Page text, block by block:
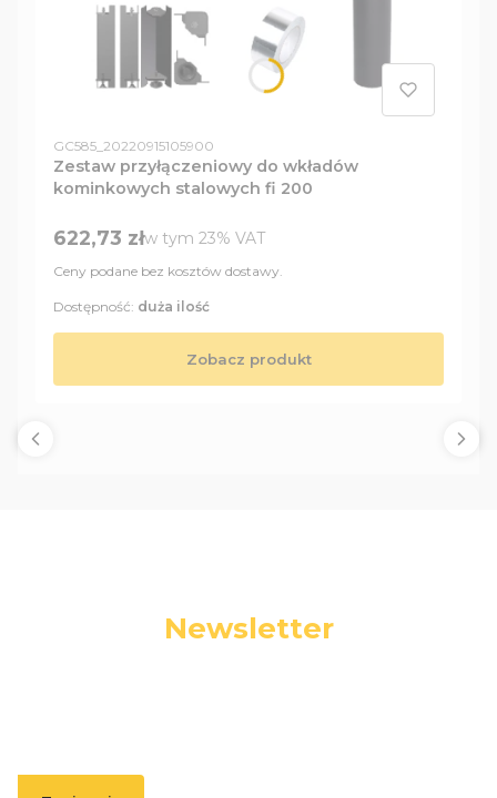
Kod produktu
GC585_20220915105900
Zestaw przyłączeniowy do wkładów
kominkowych stalowych fi 200
Cena brutto
622,73 złw tym %s VAT
w tym 23% VAT
Ceny podane bez kosztów dostawy.
Zobacz produkt
Dostępność: duża ilość
Newsletter